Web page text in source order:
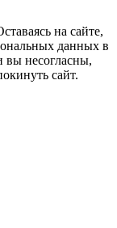
на сайте,
данных в
вы несогласны,
сайт.